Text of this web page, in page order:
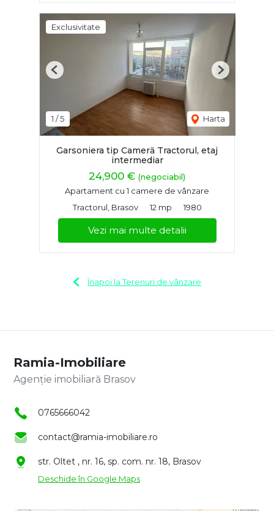
Exclusivitate
1 /5 Harta
Previous Next
Garsoniera tip Cameră Tractorul, etaj
intermediar
24,900 € (negociabil)
Apartament cu 1 camere de vânzare
Tractorul, Brasov
12 mp 1980
Vezi mai multe detalii
Înapoi la Terenuri de vânzare
Ramia-Imobiliare
Agenție imobiliară Brasov
0765666042
contact@ramia-imobiliare.ro
str. Oltet , nr. 16, sp. com. nr. 18, Brasov
Deschide în Google Maps